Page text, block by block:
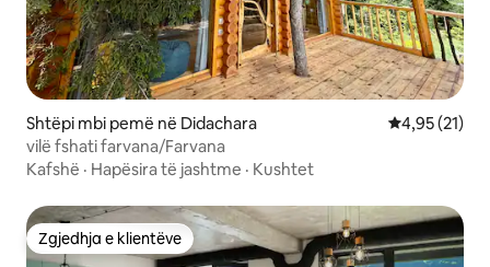
Shtëpi mbi pemë në Didachara Vlerësimi
4,95 (21)
vilë fshati farvana/Farvana
Kafshë · Hapësira të jashtme · Kushtet
Zgjedhja e klientëve
Zgjedhja e klientëve